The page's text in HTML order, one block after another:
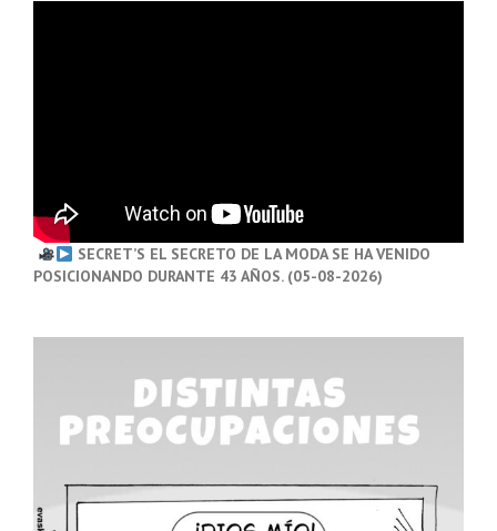
SECRET’S EL SECRETO DE LA MODA SE HA VENIDO
POSICIONANDO DURANTE 43 AÑOS. (05-08-2026)